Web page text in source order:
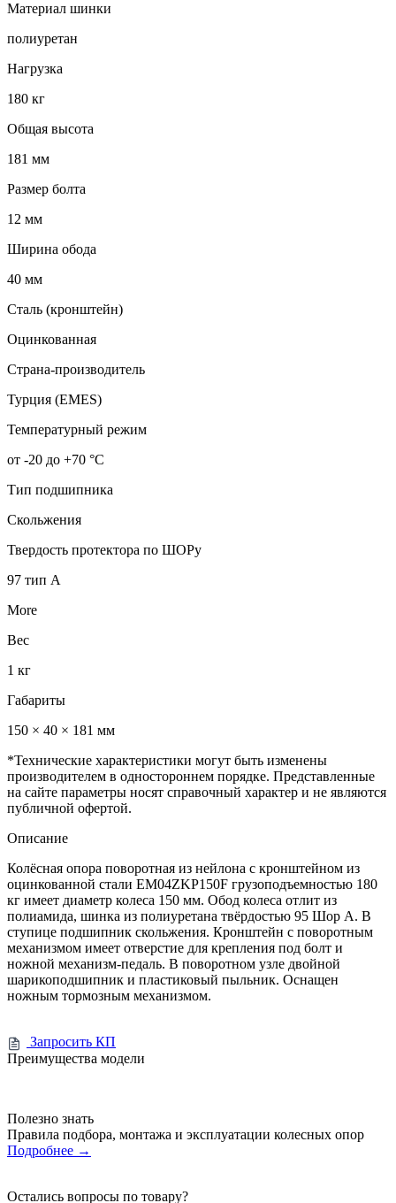
Материал шинки
полиуретан
Нагрузка
180 кг
Общая высота
181 мм
Размер болта
12 мм
Ширина обода
40 мм
Сталь (кронштейн)
Оцинкованная
Страна-производитель
Турция (EMES)
Температурный режим
от -20 до +70 °С
Тип подшипника
Скольжения
Твердость протектора по ШОРу
97 тип А
More
Вес
1 кг
Габариты
150 × 40 × 181 мм
*Технические характеристики могут быть изменены
производителем в одностороннем порядке. Представленные
на сайте параметры носят справочный характер и не являются
публичной офертой.
Описание
Колёсная опора поворотная из нейлона с кронштейном из
оцинкованной стали EM04ZKP150F грузоподъемностью 180
кг имеет диаметр колеса 150 мм. Обод колеса отлит из
полиамида, шинка из полиуретана твёрдостью 95 Шор А. В
ступице подшипник скольжения. Кронштейн с поворотным
механизмом имеет отверстие для крепления под болт и
ножной механизм-педаль. В поворотном узле двойной
шарикоподшипник и пластиковый пыльник. Оснащен
ножным тормозным механизмом.
Запросить КП
Преимущества модели
Полезно знать
Правила подбора, монтажа и эксплуатации колесных опор
Подробнее →
Остались вопросы по товару?